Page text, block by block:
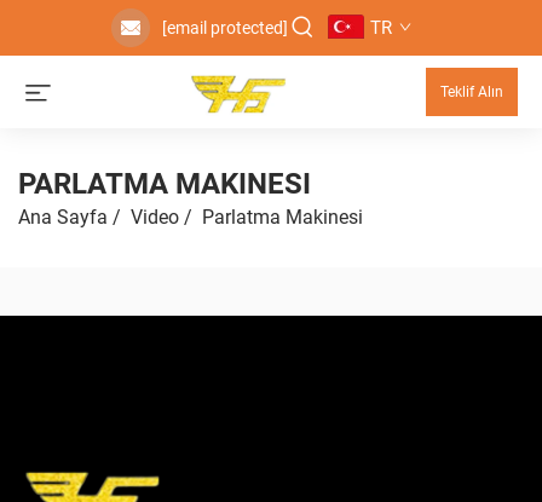
[email protected] TR
Teklif Alın
PARLATMA MAKINESI
Ana Sayfa / Video / Parlatma Makinesi